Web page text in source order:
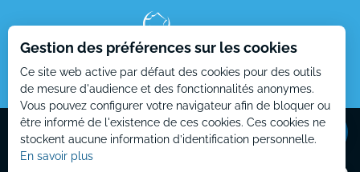
Description
Contacter
par email
Mentions Légales Plan du site
Gestion des préférences sur les cookies
Ce site web active par défaut des cookies pour des outils
de mesure d'audience et des fonctionnalités anonymes.
Vous pouvez configurer votre navigateur afin de bloquer ou
être informé de l'existence de ces cookies. Ces cookies ne
stockent aucune information d’identification personnelle.
En savoir plus